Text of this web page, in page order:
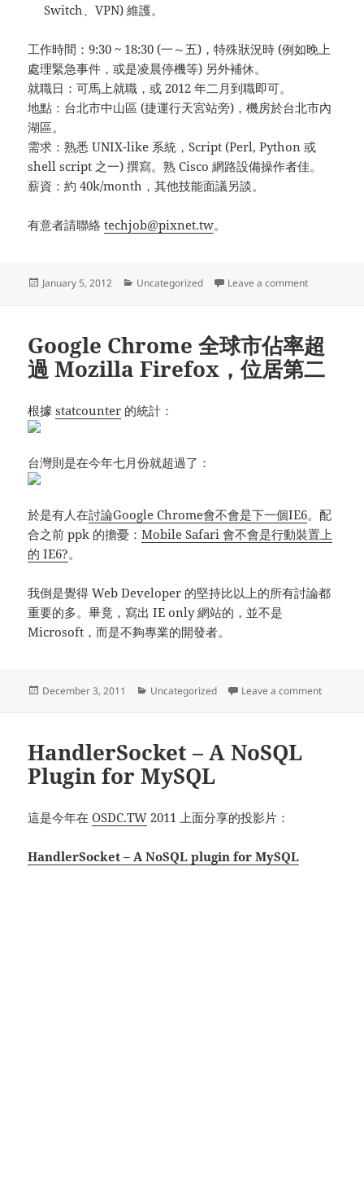
Switch、VPN) 維護。
工作時間：9:30 ~ 18:30 (一～五)，特殊狀況時 (例如晚上
處理緊急事件，或是凌晨停機等) 另外補休。
就職日：可馬上就職，或 2012 年二月到職即可。
地點：台北市中山區 (捷運行天宮站旁)，機房於台北市內
湖區。
需求：熟悉 UNIX-like 系統，Script (Perl, Python 或
shell script 之一) 撰寫。熟 Cisco 網路設備操作者佳。
薪資：約 40k/month，其他技能面議另談。
有意者請聯絡techjob@pixnet.tw。
Posted
January 5, 2012 Categories
Uncategorized Leave a commenton 徵才：
Google Chrome 全球市佔率超
過 Mozilla Firefox，位居第二
根據statcounter 的統計：
台灣則是在今年七月份就超過了：
於是有人在討論Google Chrome會不會是下一個IE6。配
合之前 ppk 的擔憂：Mobile Safari 會不會是行動裝置上
的 IE6?。
我倒是覺得 Web Developer 的堅持比以上的所有討論都
重要的多。畢竟，寫出 IE only 網站的，並不是
Microsoft，而是不夠專業的開發者。
Posted
December 3, 2011 Categories
Uncategorized Leave a commenton
HandlerSocket – A NoSQL
Plugin for MySQL
這是今年在OSDC.TW 2011 上面分享的投影片：
HandlerSocket – A NoSQL plugin for MySQL